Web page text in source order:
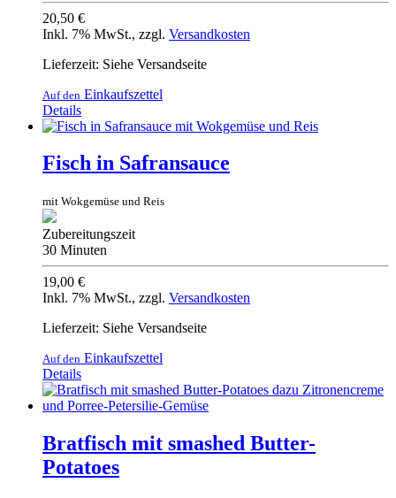
20,50 €
Inkl. 7% MwSt., zzgl. Versandkosten
Lieferzeit: Siehe Versandseite
Auf den Einkaufszettel
Details
Fisch in Safransauce
mit Wokgemüse und Reis
Zubereitungszeit
30 Minuten
19,00 €
Inkl. 7% MwSt., zzgl. Versandkosten
Lieferzeit: Siehe Versandseite
Auf den Einkaufszettel
Details
Bratfisch mit smashed Butter-
Potatoes